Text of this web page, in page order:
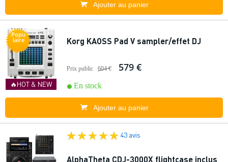
Ajouter au panier
Popu
laire
🔥HOT & NEW
Korg KAOSS Pad V sampler/effet DJ
Prix public 604 € 579 €
En stock
Ajouter au panier
43 avis
AlphaTheta CDJ-3000X flightcase inclus